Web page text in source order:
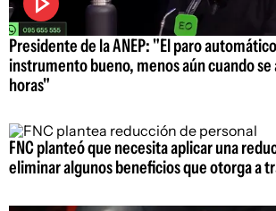
Presidente de la ANEP: "El paro
instrumento bueno, menos aún cuando se
horas"
FNC planteó que necesita aplicar una
eliminar algunos beneficios que otorga a